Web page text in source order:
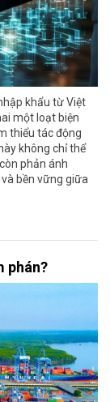
khẩu từ Việt
một loạt biện
thiểu tác động
không chỉ thể
phản ánh
bền vững giữa
phán?